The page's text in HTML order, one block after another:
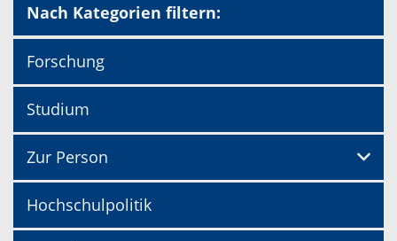
Nach Kategorien filtern:
Forschung
Studium
Zur Person
Hochschulpolitik